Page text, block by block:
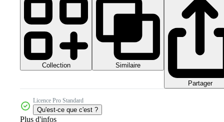
Collection Similaire
Partager
Licence Pro Standard
Qu'est-ce que c'est ?
Plus d'infos